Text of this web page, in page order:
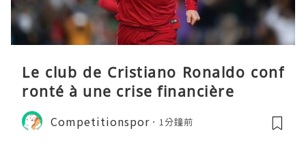
Le club de Cristiano Ronaldo conf
ronté à une crise financière
Competitionspor 1分鐘前